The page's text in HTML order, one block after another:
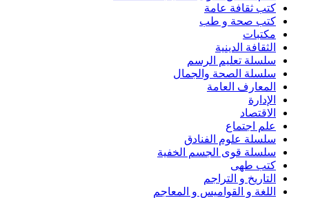
كتب ثقافة عامة
كتب صحة و طب
مكتبات
الثقافة الدينية
سلسلة تعليم الرسم
سلسلة الصحة والجمال
المعارف العامة
الإدارة
الاقتصاد
علم اجتماع
سلسلة علوم الفنادق
سلسلة قوى الجسم الخفية
كتب طهى
التاريخ و التراجم
اللغة و القواميس و المعاجم